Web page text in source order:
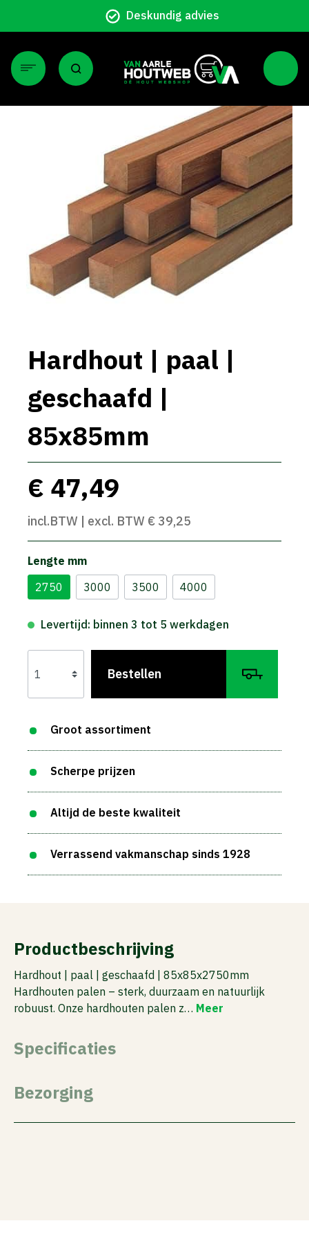
Particulier en zakelijk
Hardhout | paal |
geschaafd |
85x85mm
€ 47,49
incl.BTW | excl. BTW € 39,25
Lengte mm
2750
3000 3500 4000
Levertijd: binnen 3 tot 5 werkdagen
Bestellen
Groot assortiment
Scherpe prijzen
Altijd de beste kwaliteit
Verrassend vakmanschap sinds 1928
Productbeschrijving
Hardhout | paal | geschaafd | 85x85x2750mm
Hardhouten palen – sterk, duurzaam en natuurlijk
robuust. Onze hardhouten palen z… Meer
Specificaties
Bezorging